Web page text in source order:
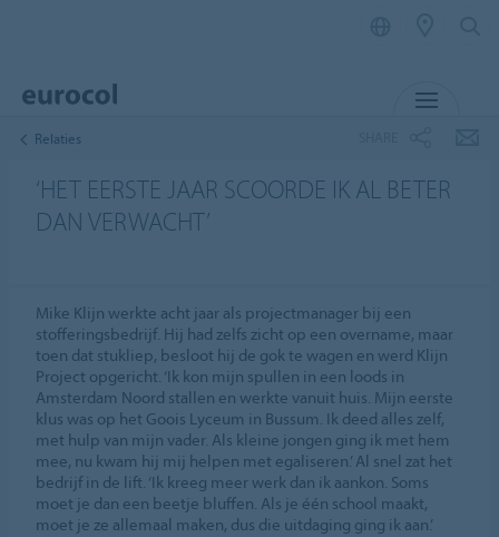
Relaties
‘HET EERSTE JAAR SCOORDE IK AL BETER
DAN VERWACHT’
Mike Klijn werkte acht jaar als projectmanager bij een
stofferingsbedrijf. Hij had zelfs zicht op een overname, maar
toen dat stukliep, besloot hij de gok te wagen en werd Klijn
Project opgericht. ‘Ik kon mijn spullen in een loods in
Amsterdam Noord stallen en werkte vanuit huis. Mijn eerste
klus was op het Goois Lyceum in Bussum. Ik deed alles zelf,
met hulp van mijn vader. Als kleine jongen ging ik met hem
mee, nu kwam hij mij helpen met egaliseren.’ Al snel zat het
bedrijf in de lift. ‘Ik kreeg meer werk dan ik aankon. Soms
moet je dan een beetje bluffen. Als je één school maakt,
moet je ze allemaal maken, dus die uitdaging ging ik aan.’